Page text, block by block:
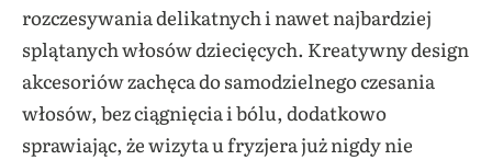
rozczesywania delikatnych i nawet najbardziej
splątanych włosów dziecięcych. Kreatywny design
akcesoriów zachęca do samodzielnego czesania
włosów, bez ciągnięcia i bólu, dodatkowo
sprawiając, że wizyta u fryzjera już nigdy nie